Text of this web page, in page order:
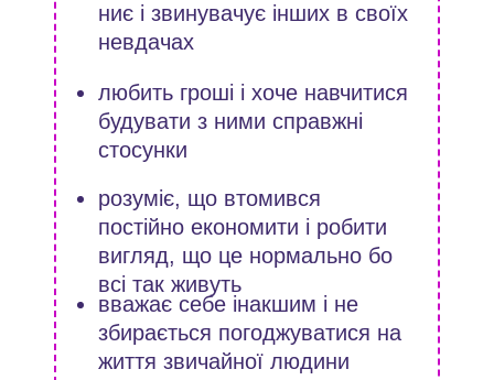
ниє і звинувачує інших в своїх
невдачах
вважає себе інакшим і не
збирається погоджуватися на
життя звичайної людини
любить гроші і хоче навчитися
будувати з ними справжні
стосунки
розуміє, що втомився
постійно економити і робити
вигляд, що це нормально бо
всі так живуть